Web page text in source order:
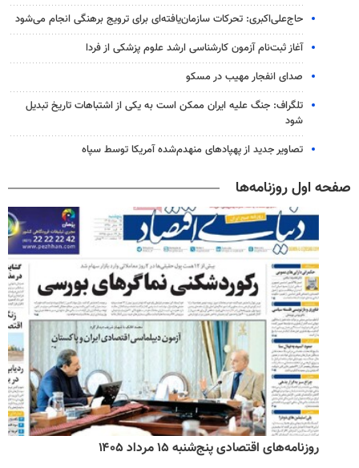
حاج‌علی‌اکبری: تحرکات سازمان‌یافته‌ای برای ترویج برهنگی انجام می‌شود
آغاز ثبت‌نام‌ آزمون کارشناسی ارشد علوم پزشکی از فردا
صدای انفجار مهیب در مسکو
تلگراف: جنگ علیه ایران ممکن است به یکی از اشتباهات تاریخ تبدیل
شود
تصاویر جدید از پهپادهای منهدم‌شده آمریکا توسط سپاه
صفحه اول روزنامه‌ها
روزنامه‌های اقتصادی پنج‌شنبه ۱۵ مرداد ۱۴۰۵